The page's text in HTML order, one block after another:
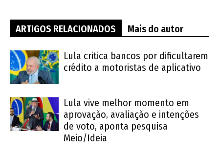
ARTIGOS RELACIONADOS Mais do autor
Lula critica bancos por dificultarem
crédito a motoristas de aplicativo
Lula vive melhor momento em
aprovação, avaliação e intenções
de voto, aponta pesquisa
Meio/Ideia